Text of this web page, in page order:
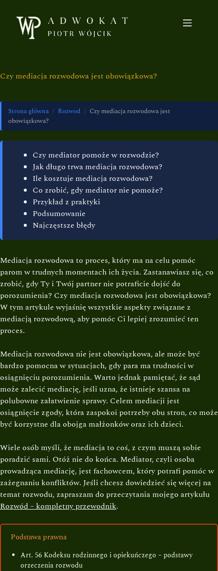
Czy mediacja rozwodowa jest obowiązkowa?
Strona główna / Rozwod / Czy mediacja rozwodowa jest
obowiązkowa?
Czy mediator pomoże w rozwodzie?
Jak długo trwa mediacja rozwodowa?
Ile kosztuje mediacja rozwodowa?
Co zrobić, gdy mediator nie pomoże?
Przykład z praktyki
Podsumowanie
Najczęstsze błędy
Mediacja rozwodowa to proces, który ma na celu pomóc
parom w trudnych momentach ich życia. Zastanawiasz się, co
zrobić, gdy Ty i Twój partner nie potraficie dojść do
porozumienia? Czy mediacja rozwodowa jest obowiązkowa?
W tym artykule wyjaśnię wszystkie aspekty związane z
mediacją rozwodową, aby pomóc Ci lepiej zrozumieć ten
proces.
Mediacja rozwodowa nie jest obowiązkowa, ale może być
bardzo pomocna w sytuacjach, gdy para ma trudności w
osiągnięciu porozumienia. Warto jednak pamiętać, że sąd
może zalecić mediację, jeśli uzna, że istnieje szansa na
polubowne załatwienie sprawy. Celem mediacji jest
osiągnięcie zgody, która zaspokoi potrzeby obu stron, co może
być korzystne dla obojga małżonków oraz ich dzieci.
Wiele osób myśli, że mediacja to coś, z czym muszą sobie
poradzić sami. Otóż nie do końca. Mediator, czyli osoba
prowadząca mediację, jest fachowcem, który potrafi pomóc w
zażegnaniu konfliktów. Jeśli chcesz dowiedzieć się więcej na
temat rozwodu, zapraszam do przeczytania mojego artykułu
Rozwód – kompletny przewodnik.
Podstawa prawna
Art. 56 Kodeksu rodzinnego i opiekuńczego – podstawy
orzeczenia rozwodu